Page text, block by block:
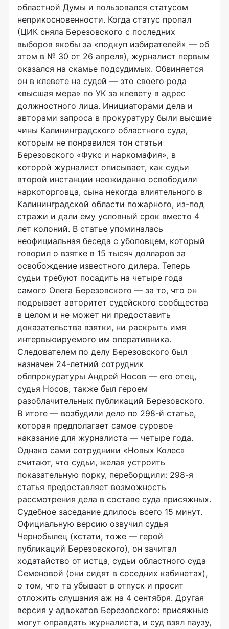
областной Думы и пользовался статусом
неприкосновенности. Когда статус пропал
(ЦИК сняла Березовского с последних
выборов якобы за «подкуп избирателей» — об
этом в № 30 от 26 апреля), журналист первым
оказался на скамье подсудимых. Обвиняется
он в клевете на судей — это своего рода
«высшая мера» по УК за клевету в адрес
должностного лица. Инициаторами дела и
авторами запроса в прокуратуру были высшие
чины Калининградского областного суда,
которым не понравился тон статьи
Березовского «Фукс и наркомафия», в
которой журналист описывает, как судьи
второй инстанции неожиданно освободили
наркоторговца, сына некогда влиятельного в
Калининградской области пожарного, из-под
стражи и дали ему условный срок вместо 4
лет колоний. В статье упоминалась
неофициальная беседа с убоповцем, который
говорил о взятке в 15 тысяч долларов за
освобождение известного дилера. Теперь
судьи требуют посадить на четыре года
самого Олега Березовского — за то, что он
подрывает авторитет судейского сообщества
в целом и не может ни предоставить
доказательства взятки, ни раскрыть имя
интервьюируемого им оперативника.
Следователем по делу Березовского был
назначен 24-летний сотрудник
облпрокуратуры Андрей Носов — его отец,
судья Носов, также был героем
разоблачительных публикаций Березовского.
В итоге — возбудили дело по 298-й статье,
которая предполагает самое суровое
наказание для журналиста — четыре года.
Однако сами сотрудники «Новых Колес»
считают, что судьи, желая устроить
показательную порку, переборщили: 298-я
статья предоставляет возможность
рассмотрения дела в составе суда присяжных.
Судебное заседание длилось всего 15 минут.
Официальную версию озвучил судья
Чернобылец (кстати, тоже — герой
публикаций Березовского), он зачитал
ходатайство от истца, судьи областного суда
Семеновой (они сидят в соседних кабинетах),
о том, что та убывает в отпуск и просит
отложить слушания аж на 4 сентября. Другая
версия у адвокатов Березовского: присяжные
могут оправдать журналиста, и суд взял паузу,